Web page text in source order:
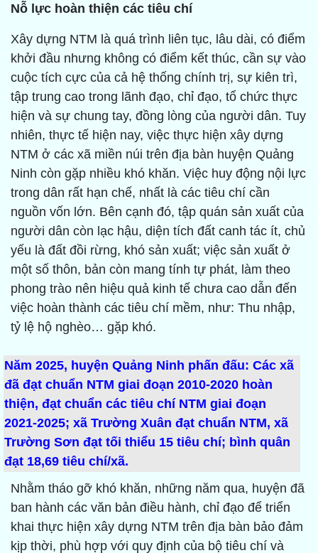
Nỗ lực hoàn thiện các tiêu chí
Xây dựng NTM là quá trình liên tục, lâu dài, có điểm
khởi đầu nhưng không có điểm kết thúc, cần sự vào
cuộc tích cực của cả hệ thống chính trị, sự kiên trì,
tập trung cao trong lãnh đạo, chỉ đạo, tổ chức thực
hiện và sự chung tay, đồng lòng của người dân. Tuy
nhiên, thực tế hiện nay, việc thực hiện xây dựng
NTM ở các xã miền núi trên địa bàn huyện Quảng
Ninh còn gặp nhiều khó khăn. Việc huy động nội lực
trong dân rất hạn chế, nhất là các tiêu chí cần
nguồn vốn lớn. Bên cạnh đó, tập quán sản xuất của
người dân còn lạc hậu, diện tích đất canh tác ít, chủ
yếu là đất đồi rừng, khó sản xuất; việc sản xuất ở
một số thôn, bản còn mang tính tự phát, làm theo
phong trào nên hiệu quả kinh tế chưa cao dẫn đến
việc hoàn thành các tiêu chí mềm, như: Thu nhập,
tỷ lệ hộ nghèo… gặp khó.
Năm 2025, huyện Quảng Ninh phấn đấu: Các xã
đã đạt chuẩn NTM giai đoạn 2010-2020 hoàn
thiện, đạt chuẩn các tiêu chí NTM giai đoạn
2021-2025; xã Trường Xuân đạt chuẩn NTM, xã
Trường Sơn đạt tối thiểu 15 tiêu chí; bình quân
đạt 18,69 tiêu chí/xã.
Nhằm tháo gỡ khó khăn, những năm qua, huyện đã
ban hành các văn bản điều hành, chỉ đạo để triển
khai thực hiện xây dựng NTM trên địa bàn bảo đảm
kịp thời, phù hợp với quy định của bộ tiêu chí và